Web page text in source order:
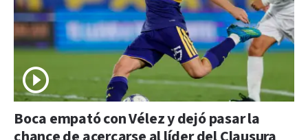
Boca empató con Vélez y dejó pasar la